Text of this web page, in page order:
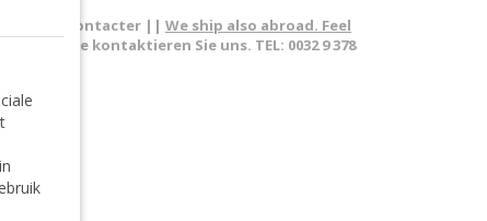
à nous contacter || We ship also abroad. Feel
Bitte kontaktieren Sie uns. TEL: 0032 9 378